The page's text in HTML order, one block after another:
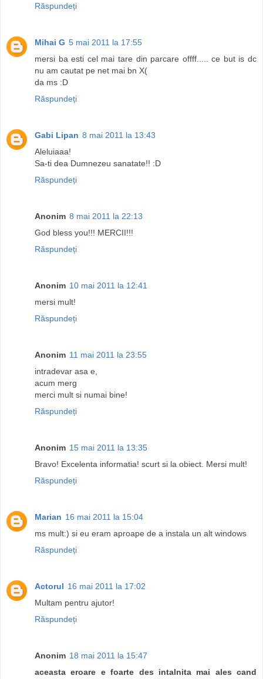
Răspundeți
Mihai G 5 mai 2011 la 17:55
mersi ba esti cel mai tare din parcare offff..... ce but is dc
nu am cautat pe net mai bn X(
da ms :D
Răspundeți
Gabi Lipan 8 mai 2011 la 13:43
Aleluiaaa!
Sa-ti dea Dumnezeu sanatate!! :D
Răspundeți
Anonim 8 mai 2011 la 22:13
God bless you!!! MERCII!!!
Răspundeți
Anonim 10 mai 2011 la 12:41
mersi mult!
Răspundeți
Anonim 11 mai 2011 la 23:55
intradevar asa e,
acum merg
merci mult si numai bine!
Răspundeți
Anonim 15 mai 2011 la 13:35
Bravo! Excelenta informatia! scurt si la obiect. Mersi mult!
Răspundeți
Marian 16 mai 2011 la 15:04
ms mult:) si eu eram aproape de a instala un alt windows
Răspundeți
Actorul 16 mai 2011 la 17:02
Multam pentru ajutor!
Răspundeți
Anonim 18 mai 2011 la 15:47
aceasta eroare e foarte des intalnita mai ales cand